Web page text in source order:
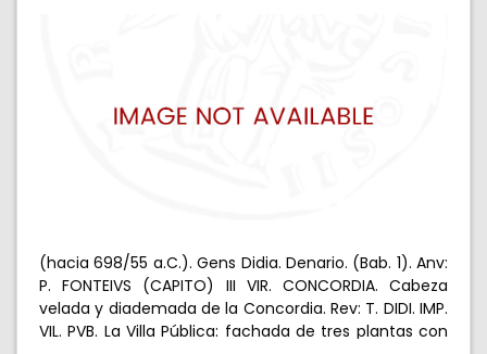
(hacia 698/55 a.C.). Gens Didia. Denario. (Bab. 1). Anv:
P. FONTEIVS (CAPITO) III VIR. CONCORDIA. Cabeza
velada y diademada de la Concordia. Rev: T. DIDI. IMP.
VIL. PVB. La Villa Pública: fachada de tres plantas con